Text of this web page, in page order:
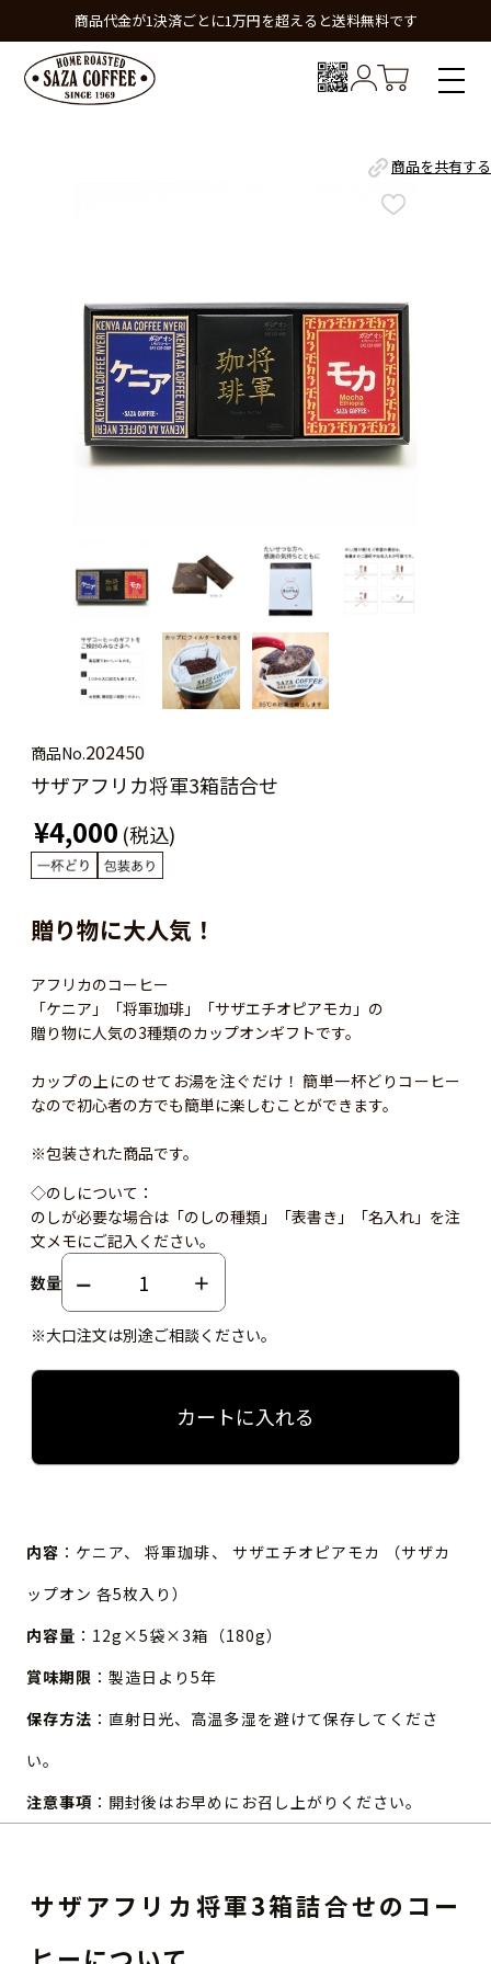
商品代金が1決済ごとに1万円を超えると送料無料です
商品を共有する
商品No.202450
サザアフリカ将軍3箱詰合せ
¥4,000 (税込)
贈り物に大人気！
アフリカのコーヒー
「ケニア」「将軍珈琲」「サザエチオピアモカ」の
贈り物に人気の3種類のカップオンギフトです。
カップの上にのせてお湯を注ぐだけ！ 簡単一杯どりコーヒー
なので初心者の方でも簡単に楽しむことができます。
※包装された商品です。
◇のしについて：
のしが必要な場合は「のしの種類」「表書き」「名入れ」を注
文メモにご記入ください。
数量
※大口注文は別途ご相談ください。
カートに入れる
内容 ：ケニア、 将軍珈琲、 サザエチオピアモカ （サザカ
ップオン 各5枚入り）
内容量 ：12g×5袋×3箱（180g）
賞味期限 ：製造日より5年
保存方法 ：直射日光、高温多湿を避けて保存してくださ
い。
注意事項 ：開封後はお早めにお召し上がりください。
サザアフリカ将軍3箱詰合せのコー